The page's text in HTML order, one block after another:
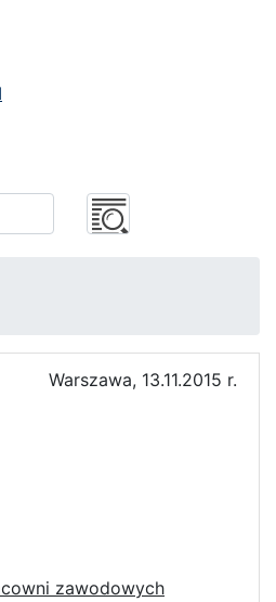
Warszawa, 13.11.2015 r.
zawodowych